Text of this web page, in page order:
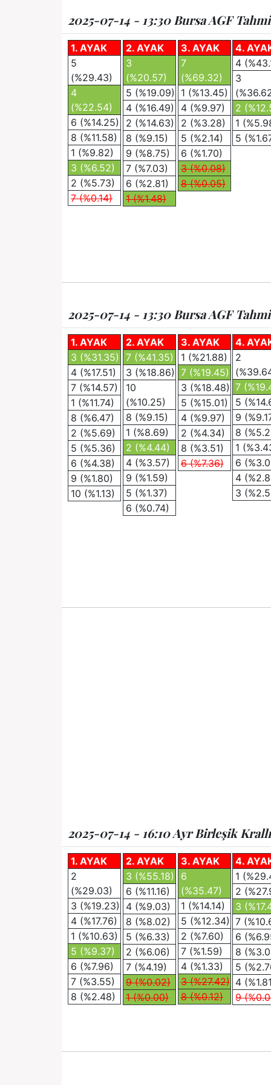
2025-07-14 - 13:30 Bursa AGF
1. AYAK
5
(%29.43)
4
(%22.54)
6 (%14.25)
8 (%11.58)
1 (%9.82)
3 (%6.52)
2 (%5.73)
7 (%0.14)
2. AYAK
3
(%20.57)
5 (%19.09)
4 (%16.49)
2 (%14.63)
8 (%9.15)
9 (%8.75)
7 (%7.03)
6 (%2.81)
1 (%1.48)
3. AYAK
7
(%69.32)
1 (%13.45)
4 (%9.97)
2 (%3.28)
5 (%2.14)
6 (%1.70)
3 (%0.08)
8 (%0.05)
4.
4
3
2
1
5
2025-07-14 - 13:30 Bursa AGF
1. AYAK
3 (%31.35)
4 (%17.51)
7 (%14.57)
1 (%11.74)
8 (%6.47)
2 (%5.69)
5 (%5.36)
6 (%4.38)
9 (%1.80)
10 (%1.13)
2. AYAK
7 (%41.35)
3 (%18.86)
10
(%10.25)
8 (%9.15)
1 (%8.69)
2 (%4.44)
4 (%3.57)
9 (%1.59)
5 (%1.37)
6 (%0.74)
3. AYAK
1 (%21.88)
7 (%19.45)
3 (%18.48)
5 (%15.01)
4 (%9.97)
2 (%4.34)
8 (%3.51)
6 (%7.36)
4.
2
7
5
9
8
1
6
4
3
2025-07-14 - 16:10 Ayr Birleşik
1. AYAK
2
(%29.03)
3 (%19.23)
4 (%17.76)
1 (%10.63)
5 (%9.37)
6 (%7.96)
7 (%3.55)
8 (%2.48)
2. AYAK
3 (%55.18)
6 (%11.16)
4 (%9.03)
8 (%8.02)
5 (%6.33)
2 (%6.06)
7 (%4.19)
9 (%0.02)
1 (%0.00)
3. AYAK
6
(%35.47)
1 (%14.14)
5 (%12.34)
2 (%7.60)
7 (%1.59)
4 (%1.33)
3 (%27.42)
8 (%0.12)
4.
1
2
3
7
6
8
5
4
9